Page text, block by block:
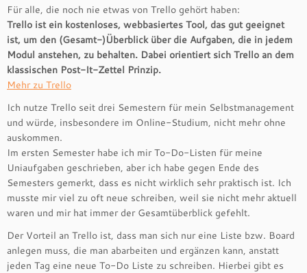
Für alle, die noch nie etwas von Trello gehört haben:
Trello ist ein kostenloses, webbasiertes Tool, das gut geeignet
ist, um den (Gesamt-)Überblick über die Aufgaben, die in jedem
Modul anstehen, zu behalten. Dabei orientiert sich Trello an dem
klassischen Post-It-Zettel Prinzip.
Mehr zu Trello
Ich nutze Trello seit drei Semestern für mein Selbstmanagement
und würde, insbesondere im Online-Studium, nicht mehr ohne
auskommen.
Im ersten Semester habe ich mir To-Do-Listen für meine
Uniaufgaben geschrieben, aber ich habe gegen Ende des
Semesters gemerkt, dass es nicht wirklich sehr praktisch ist. Ich
musste mir viel zu oft neue schreiben, weil sie nicht mehr aktuell
waren und mir hat immer der Gesamtüberblick gefehlt.
Der Vorteil an Trello ist, dass man sich nur eine Liste bzw. Board
anlegen muss, die man abarbeiten und ergänzen kann, anstatt
jeden Tag eine neue To-Do Liste zu schreiben. Hierbei gibt es